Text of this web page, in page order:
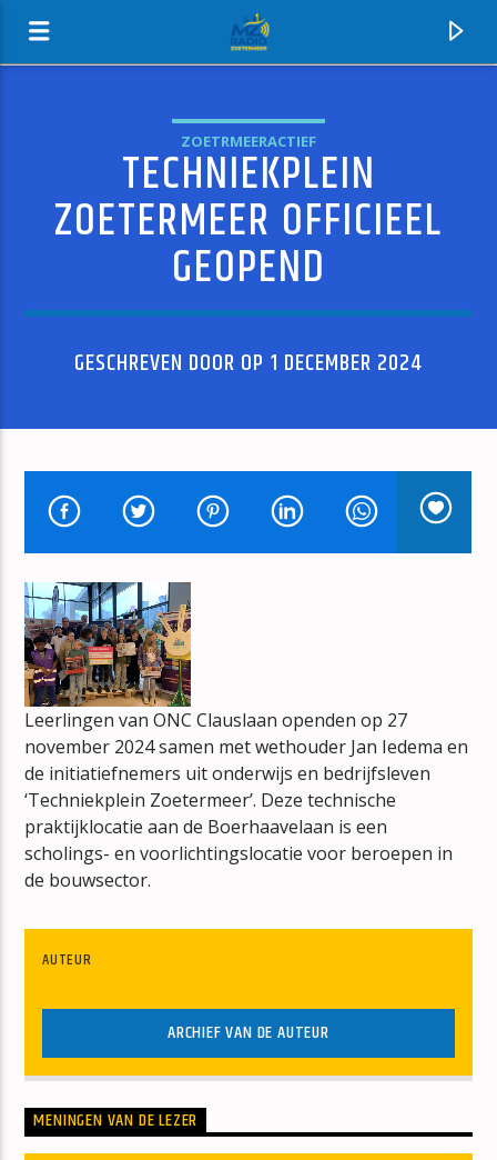
MZ-RADIO
HUIDIG NUMMER
BONT
JAN BERG
mz-radio
ZOETRMEERACTIEF
TECHNIEKPLEIN
ZOETERMEER OFFICIEEL
GEOPEND
GESCHREVEN DOOR OP 1 DECEMBER 2024
Leerlingen van ONC Clauslaan openden op 27
november 2024 samen met wethouder Jan Iedema en
de initiatiefnemers uit onderwijs en bedrijfsleven
‘Techniekplein Zoetermeer’. Deze technische
praktijklocatie aan de Boerhaavelaan is een
scholings- en voorlichtingslocatie voor beroepen in
de bouwsector.
AUTEUR
ARCHIEF VAN DE AUTEUR
MENINGEN VAN DE LEZER